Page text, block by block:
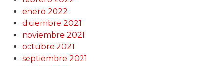
enero 2022
diciembre 2021
noviembre 2021
octubre 2021
septiembre 2021